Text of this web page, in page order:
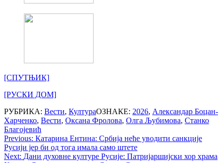
[СПУТЊИК]
[РУСКИ ДОМ]
РУБРИКА: Вести, КултураОЗНАКЕ: 2026, Александар Боцан-
Харченко, Вести, Оксана Фролова, Олга Љубимова, Станко
Благојевић
Post
navigation
Previous: Катарина Ентина: Србија неће уводити санкције
Русији јер би од тога имала само штете
Next: Дани духовне културе Русије: Патријаршијски хор храма